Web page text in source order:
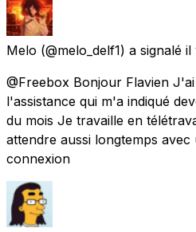
Melo (@melo_delf1) a signalé il
@Freebox Bonjour Flavien
l'assistance qui m'a indiqué
du mois Je travaille en
attendre aussi longtemps
connexion